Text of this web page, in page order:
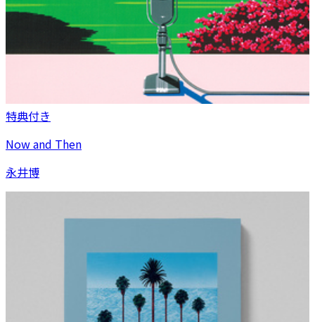
特典付き
Now and Then
永井博